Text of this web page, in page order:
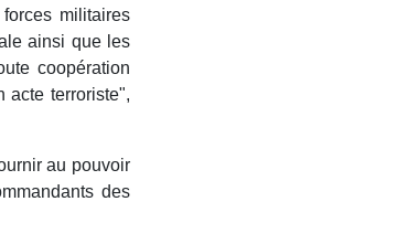
militaires
ainsi que les
coopération
acte terroriste",
au pouvoir
des